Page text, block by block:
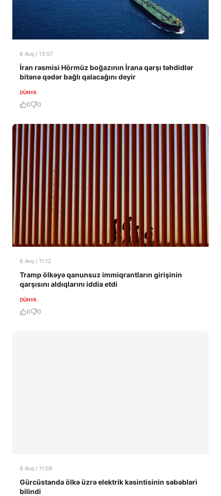
6 Avq / 13:07
İran rəsmisi Hörmüz boğazının İrana qarşı təhdidlər
bitənə qədər bağlı qalacağını deyir
DÜNYA
0 0
6 Avq / 11:12
Tramp ölkəyə qanunsuz immiqrantların girişinin
qarşısını aldıqlarını iddia etdi
DÜNYA
0 0
6 Avq / 11:09
Gürcüstanda ölkə üzrə elektrik kəsintisinin səbəbləri
bilindi